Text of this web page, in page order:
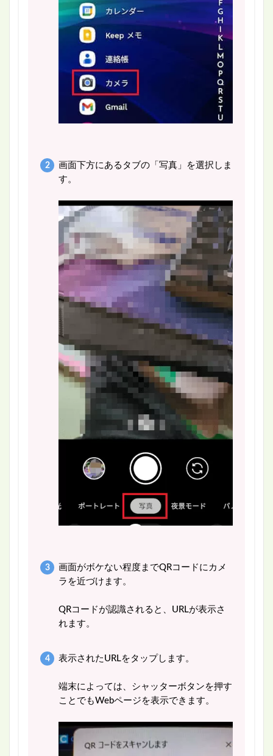
画面下方にあるタブの「写真」を選択しま
す。
画面がボケない程度までQRコードにカメ
ラを近づけます。
QRコードが認識されると、URLが表示さ
れます。
表示されたURLをタップします。
端末によっては、シャッターボタンを押す
ことでもWebページを表示できます。